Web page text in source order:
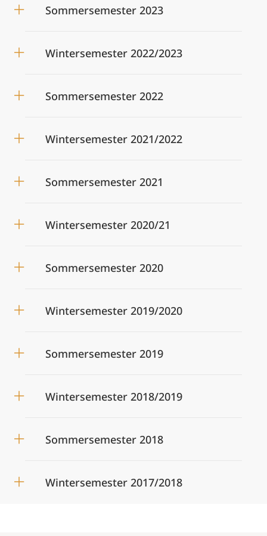
Sommersemester 2023
Wintersemester 2022/2023
Sommersemester 2022
Wintersemester 2021/2022
Sommersemester 2021
Wintersemester 2020/21
Sommersemester 2020
Wintersemester 2019/2020
Sommersemester 2019
Wintersemester 2018/2019
Sommersemester 2018
Wintersemester 2017/2018